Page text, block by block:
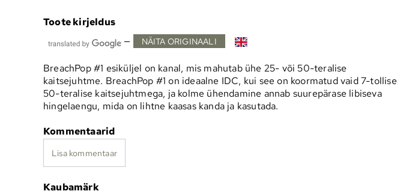
Toote kirjeldus
—
NÄITA ORIGINAALI
BreachPop #1 esiküljel on kanal, mis mahutab ühe 25- või 50-teralise
kaitsejuhtme. BreachPop #1 on ideaalne IDC, kui see on koormatud vaid 7-tollise
50-teralise kaitsejuhtmega, ja kolme ühendamine annab suurepärase libiseva
hingelaengu, mida on lihtne kaasas kanda ja kasutada.
Kommentaarid
Lisa kommentaar
Kaubamärk